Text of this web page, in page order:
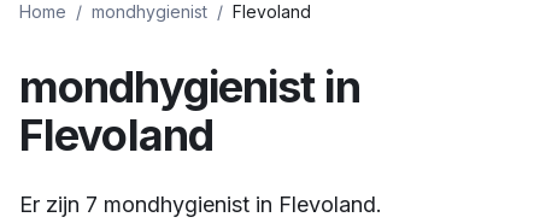
Home / mondhygienist / Flevoland
mondhygienistin
Flevoland
Er zijn 7 mondhygienist in Flevoland.